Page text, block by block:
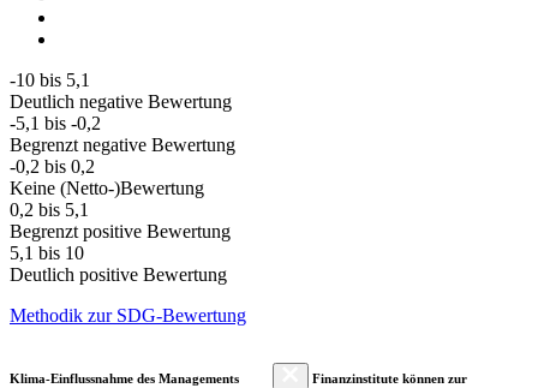
-10 bis 5,1
Deutlich negative Bewertung
-5,1 bis -0,2
Begrenzt negative Bewertung
-0,2 bis 0,2
Keine (Netto-)Bewertung
0,2 bis 5,1
Begrenzt positive Bewertung
5,1 bis 10
Deutlich positive Bewertung
Methodik zur SDG-Bewertung
Klima-Einflussnahme des Managements
Finanzinstitute können zur